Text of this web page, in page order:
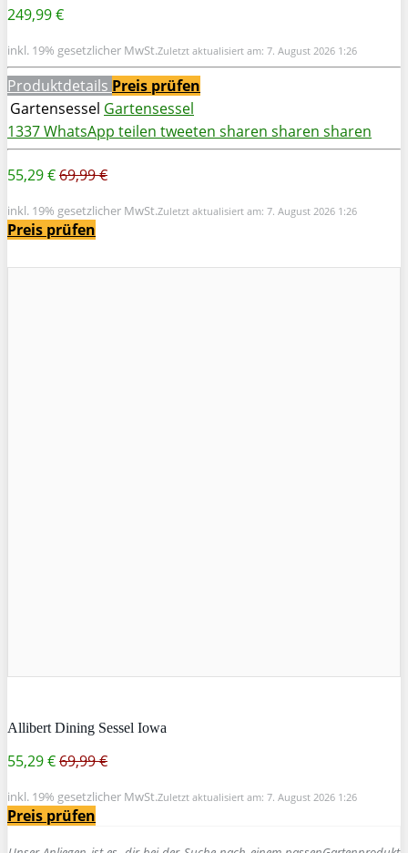
249,99 €
inkl. 19% gesetzlicher MwSt.Zuletzt aktualisiert am: 7. August 2026 1:26
Produktdetails Preis prüfen
Gartensessel Gartensessel
1337WhatsApp teilen tweeten sharen sharen sharen
55,29 €69,99 €
inkl. 19% gesetzlicher MwSt.Zuletzt aktualisiert am: 7. August 2026 1:26
Preis prüfen
Allibert Dining Sessel Iowa
55,29 €69,99 €
inkl. 19% gesetzlicher MwSt.Zuletzt aktualisiert am: 7. August 2026 1:26
Preis prüfen